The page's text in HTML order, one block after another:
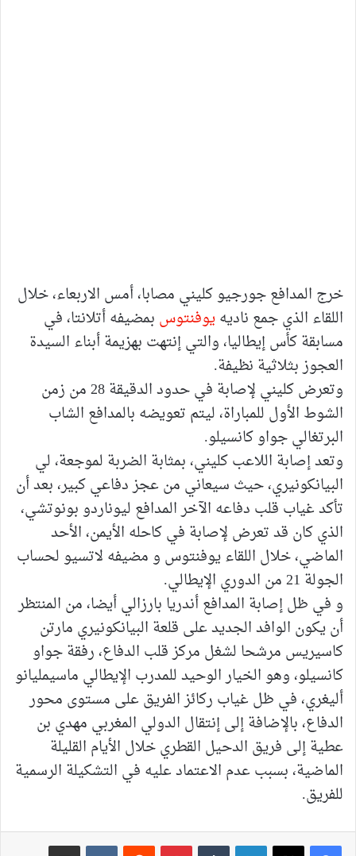
خرج المدافع جورجيو كليني مصابا، أمس الاربعاء، خلال
اللقاء الذي جمع ناديهيوفنتوس بمضيفه أتلانتا، في
مسابقة كأس إيطاليا، والتي إنتهت بهزيمة أبناء السيدة
العجوز بثلاثية نظيفة.
وتعرض كليني لإصابة في حدود الدقيقة 28 من زمن
الشوط الأول للمباراة، ليتم تعويضه بالمدافع الشاب
البرتغالي جواو كانسيلو.
وتعد إصابة اللاعب كليني، بمثابة الضربة لموجعة، لي
البيانكونيري، حيث سيعاني من عجز دفاعي كبير، بعد أن
تأكد غياب قلب دفاعه الآخر المدافع ليوناردو بونوتشي،
الذي كان قد تعرض لإصابة في كاحله الأيمن، الأحد
الماضي، خلال اللقاء يوفنتوس و مضيفه لاتسيو لحساب
الجولة 21 من الدوري الإيطالي.
و في ظل إصابة المدافع أندريا بارزالي أيضا، من المنتظر
أن يكون الوافد الجديد على قلعة البيانكونيري مارتن
كاسيريس مرشحا لشغل مركز قلب الدفاع، رفقة جواو
كانسيلو، وهو الخيار الوحيد للمدرب الإيطالي ماسيمليانو
أليغري، في ظل غياب ركائز الفريق على مستوى محور
الدفاع، بالإضافة إلى إنتقال الدولي المغربي مهدي بن
عطية إلى فريق الدحيل القطري خلال الأيام القليلة
الماضية، بسبب عدم الاعتماد عليه في التشكيلة الرسمية
للفريق.
لينكدإن بينتيريست
مشاركة عبر البريد